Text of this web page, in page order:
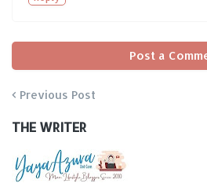
Post a
Previous Post
THE WRITER